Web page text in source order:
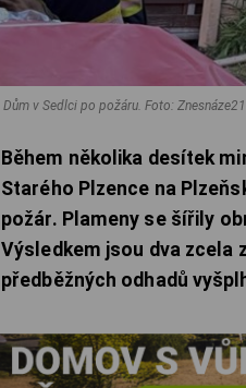
Dům v Sedlci po požáru. Foto: Znesnáze21
Během několika desítek
Starého Plzence na
požár. Plameny se šířily
Výsledkem jsou dva zcela
předběžných odhadů